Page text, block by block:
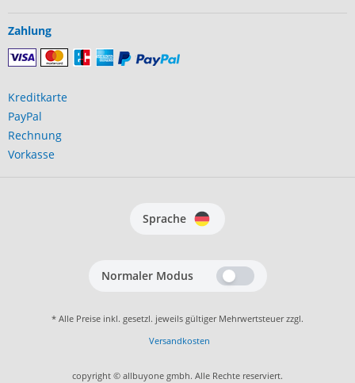
Zahlung
Kreditkarte
PayPal
Rechnung
Vorkasse
Sprache
Normaler Modus
* Alle Preise inkl. gesetzl. jeweils gültiger Mehrwertsteuer zzgl.
Versandkosten
copyright © allbuyone gmbh. Alle Rechte reserviert.